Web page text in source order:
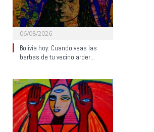
06/08/2026
Bolivia hoy: Cuando veas las
barbas de tu vecino arder…